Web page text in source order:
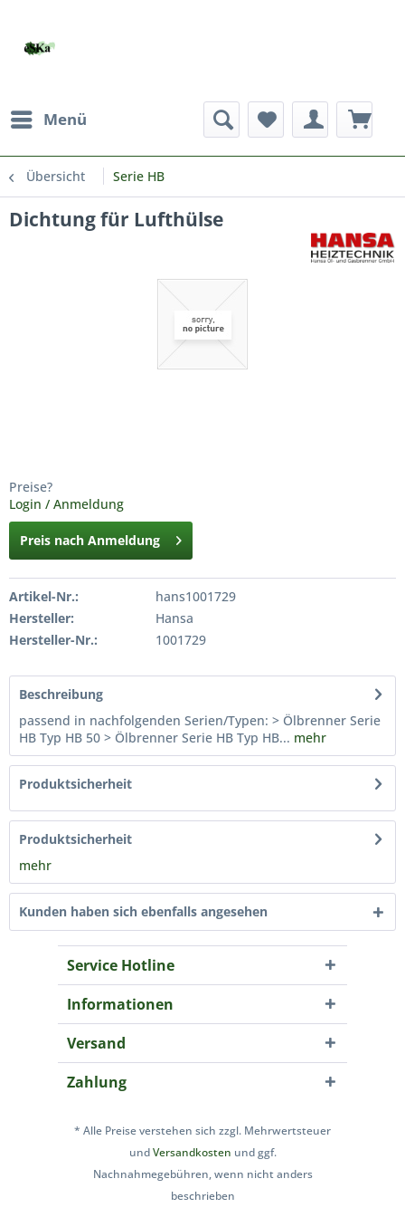
Menü
Übersicht Serie HB
Dichtung für Lufthülse
Preise?
Login / Anmeldung
Preis nach Anmeldung
Artikel-Nr.:
hans1001729
Hersteller:
Hansa
Hersteller-Nr.:
1001729
Beschreibung
passend in nachfolgenden Serien/Typen: > Ölbrenner Serie
HB Typ HB 50 > Ölbrenner Serie HB Typ HB... mehr
Produktsicherheit
Produktsicherheit
mehr
Kunden haben sich ebenfalls angesehen
Service Hotline
Informationen
Versand
Zahlung
* Alle Preise verstehen sich zzgl. Mehrwertsteuer
undVersandkosten und ggf.
Nachnahmegebühren, wenn nicht anders
beschrieben